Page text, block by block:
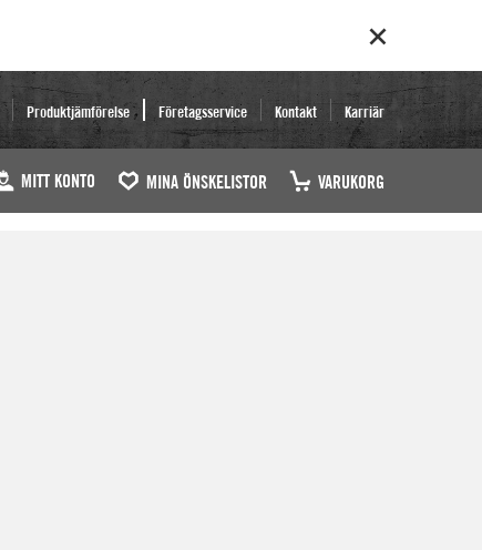
Produktjämförelse Företagsservice Kontakt Karriär
MITT KONTO MINA ÖNSKELISTOR VARUKORG